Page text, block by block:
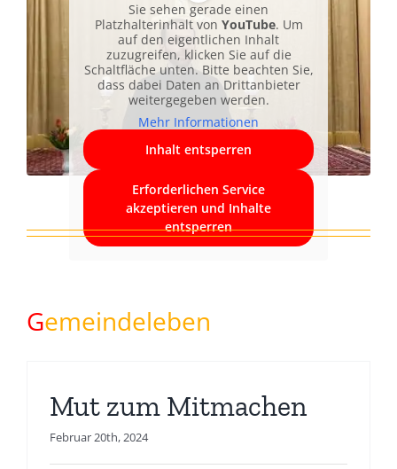
Sie sehen gerade einen
Platzhalterinhalt von YouTube. Um
auf den eigentlichen Inhalt
zuzugreifen, klicken Sie auf die
Schaltfläche unten. Bitte beachten Sie,
dass dabei Daten an Drittanbieter
weitergegeben werden.
Mehr Informationen
Inhalt entsperren
Erforderlichen Service
akzeptieren und Inhalte
entsperren
Gemeindeleben
Mut zum Mitmachen
Februar 20th, 2024